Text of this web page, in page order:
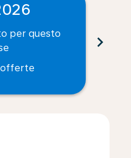
per questo
offerte
chevron_right